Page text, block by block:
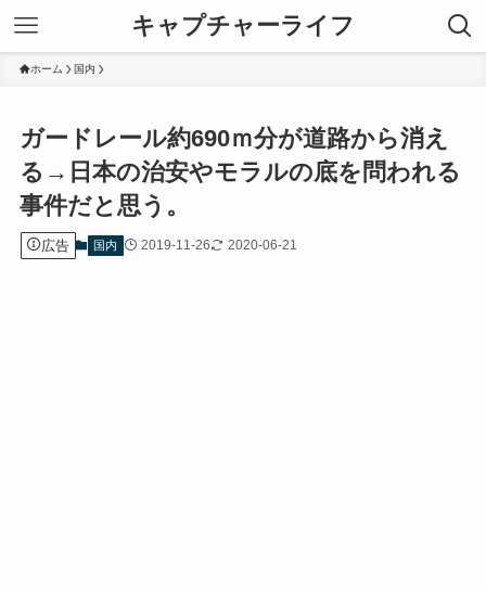
キャプチャーライフ
ホーム 国内
ガードレール約690ｍ分が道路から消え
る→日本の治安やモラルの底を問われる
事件だと思う。
広告 国内 2019-11-26 2020-06-21